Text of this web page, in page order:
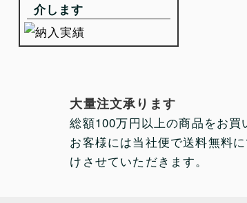
介します
大量注文承ります
総額100万円以上の商品をお買
お客様には当社便で送料無料
けさせていただきます。